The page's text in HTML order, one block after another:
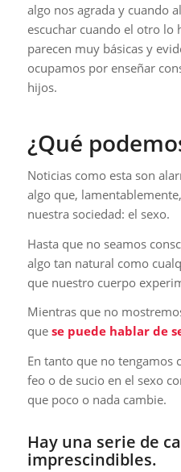
algo nos agrada y cuando
escuchar cuando el otro lo
parecen muy básicas y
ocupamos por enseñar
hijos.
¿Qué
Noticias como esta son
algo que,
nuestra sociedad: el sexo.
Hasta que no seamos
algo tan natural como
que nuestro cuerpo
Mientras que no
que se puede hablar de
En tanto que no tengamos
feo o de sucio en el sexo
que poco o nada cambie.
Hay una serie de
imprescindibles.